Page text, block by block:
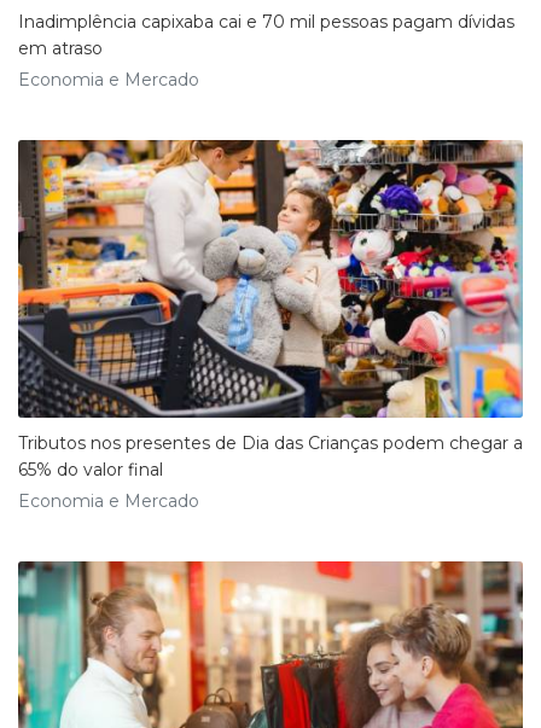
Inadimplência capixaba cai e 70 mil pessoas pagam dívidas
em atraso
Economia e Mercado
Tributos nos presentes de Dia das Crianças podem chegar a
65% do valor final
Economia e Mercado